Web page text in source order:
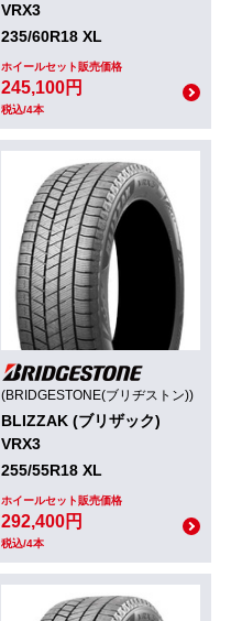
VRX3
235/60R18 XL
ホイールセット販売価格
245,100円
税込/4本
(BRIDGESTONE(ブリヂストン))
BLIZZAK (ブリザック)
VRX3
255/55R18 XL
ホイールセット販売価格
292,400円
税込/4本